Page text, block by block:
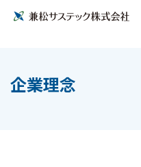
企業理念